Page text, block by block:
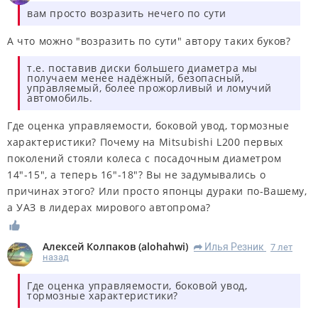
вам просто возразить нечего по сути
А что можно "возразить по сути" автору таких буков?
т.е. поставив диски большего диаметра мы
получаем менее надёжный, безопасный,
управляемый, более прожорливый и ломучий
автомобиль.
Где оценка управляемости, боковой увод, тормозные
характеристики? Почему на Mitsubishi L200 первых
поколений стояли колеса с посадочным диаметром
14"-15", а теперь 16"-18"? Вы не задумывались о
причинах этого? Или просто японцы дураки по-Вашему,
а УАЗ в лидерах мирового автопрома?
Алексей Колпаков (alohahwi) R Илья Резник
7 лет
назад
Где оценка управляемости, боковой увод,
тормозные характеристики?